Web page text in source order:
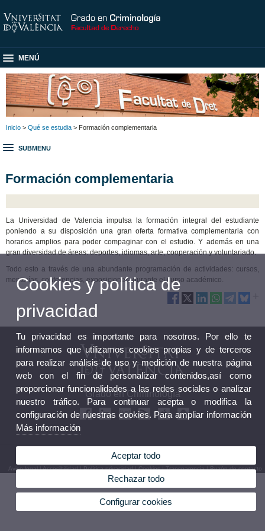
MENÚ
Inicio > Qué se estudia > Formación complementaria
SUBMENU
Formación complementaria
La Universidad de Valencia impulsa la formación integral del estudiante
poniendo a su disposición una gran oferta formativa complementaria con
horarios amplios para poder compaginar con el estudio. Y además en una
gran diversidad de áreas: deportes, idiomas, arte, cooperación y voluntariado.
Todo esto a través de una abundante programación de actividades: cursos,
mentorías, conferencias, exposiciones durante el curso académico.
Grado en Criminología
© 2026 UV. - Av. dels Tarongers, s/n 46022 Valencia. Teléfono: (+34) 963 864 100
Aviso legal|Accesibilidad|Política privacidad|Cookies|Transparencia|Buzón de contacto
Cookies y política de
privacidad
Tu privacidad es importante para nosotros. Por ello te
informamos que utilizamos cookies propias y de terceros
para realizar análisis de uso y medición de nuestra página
web con el fin de personalizar contenidos,así como
proporcionar funcionalidades a las redes sociales o analizar
nuestro tráfico. Para continuar acepta o modifica la
configuración de nuestras cookies. Para ampliar información
Más información
Aceptar todo
Rechazar todo
Configurar cookies